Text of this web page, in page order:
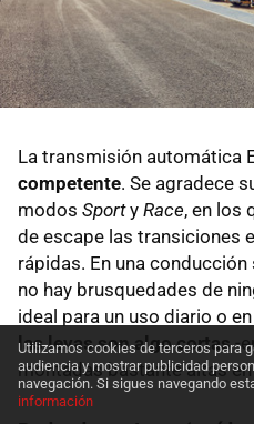
La transmisión automática
competente. Se agradece
modos Sporty Race, en los
de escape las transiciones
rápidas. En una conducción
no hay brusquedades de
ideal para un uso diario o
las levas son algo cortas-
montadas bastante altas
Utilizamos cookies de terceros para
audiencia y mostrar publicidad
navegación. Si sigues navegando
información